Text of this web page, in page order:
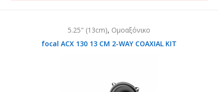
5.25" (13cm), Ομοαξόνικο
focal ACX 130 13 CM 2-WAY COAXIAL KIT